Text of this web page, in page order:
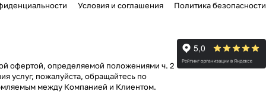
Условия и соглашения Политика безопасности
офертой, определяемой положениями ч. 2
услуг, пожалуйста, обращайтесь по
между Компанией и Клиентом.